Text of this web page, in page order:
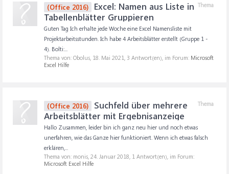
Thema
(Office 2016)
Excel: Namen aus Liste in
Tabellenblätter Gruppieren
Guten Tag Ich erhalte jede Woche eine Excel Namensliste mit
Projektarbeitsstunden. Ich habe 4 Arbeitsblätter erstellt (Gruppe 1 -
4). Bolti:...
Thema von: Obolus, 18. Mai 2021, 3 Antwort(en), im Forum: Microsoft
Excel Hilfe
Thema
(Office 2016)
Suchfeld über mehrere
Arbeitsblätter mit Ergebnisanzeige
Hallo Zusammen, leider bin ich ganz neu hier und noch etwas
unerfahren, wie das Ganze hier funktioniert. Wenn ich etwas falsch
erklären,...
Thema von: monis, 24. Januar 2018, 1 Antwort(en), im Forum:
Microsoft Excel Hilfe